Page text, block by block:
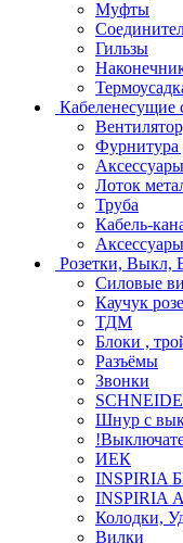
Муфты
Гильзы
Кабеленесущие
Фурнитура
Лоток
Труба
Кабель-
Розетки, Выкл,
Силовые
Каучук
ТДМ
Блоки ,
Разъёмы
Звонки
Шнур с
ИЕК
INSPIRIA
INSPIRIA
Колодки,
Вилки